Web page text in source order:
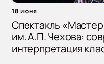
18 июня
Спектакль
им. А.П. Чехова:
интерпретация